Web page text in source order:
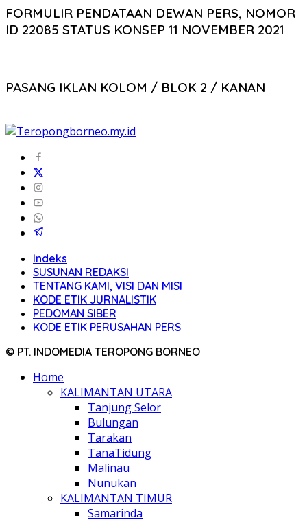
FORMULIR PENDATAAN DEWAN PERS, NOMOR
ID 22085 STATUS KONSEP 11 NOVEMBER 2021
PASANG IKLAN KOLOM / BLOK 2 / KANAN
Indeks
SUSUNAN REDAKSI
TENTANG KAMI, VISI DAN MISI
KODE ETIK JURNALISTIK
PEDOMAN SIBER
KODE ETIK PERUSAHAN PERS
© PT. INDOMEDIA TEROPONG BORNEO
Home
KALIMANTAN UTARA
Tanjung Selor
Bulungan
Tarakan
TanaTidung
Malinau
Nunukan
KALIMANTAN TIMUR
Samarinda